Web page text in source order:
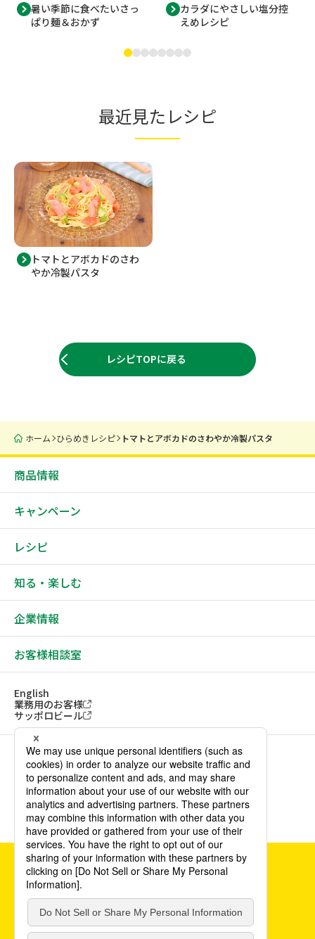
暑い季節に食べたいさっ
ぱり麺＆おかず
カラダにやさしい塩分控
えめレシピ
最近見たレシピ
トマトとアボカドのさわ
やか冷製パスタ
レシピTOPに戻る
ホーム ひらめきレシピ トマトとアボカドのさわやか冷製パスタ
商品情報
キャンペーン
レシピ
知る・楽しむ
企業情報
お客様相談室
English
業務用のお客様
サッポロビール
ソーシャルメディアアカウント一覧
サイトご利用にあたってウェブアクセシビリティ方針
個人情報保護方針カスタマーハラスメント方針
©POKKA SAPPORO Food & Beverage Ltd. All Rights Reserved.